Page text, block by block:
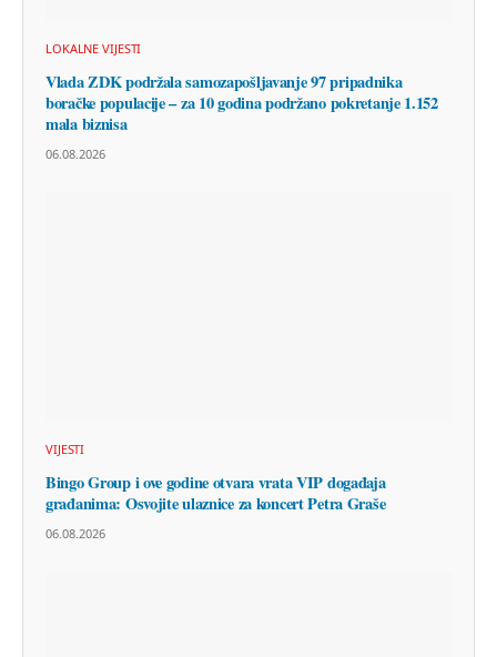
LOKALNE VIJESTI
Vlada ZDK podržala samozapošljavanje 97 pripadnika
boračke populacije – za 10 godina podržano pokretanje 1.152
mala biznisa
06.08.2026
VIJESTI
Bingo Group i ove godine otvara vrata VIP događaja
građanima: Osvojite ulaznice za koncert Petra Graše
06.08.2026